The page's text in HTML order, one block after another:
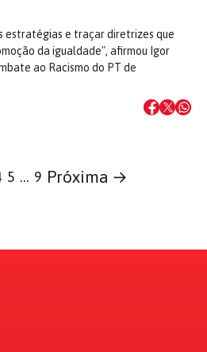
estratégias e traçar diretrizes que
da igualdade", afirmou Igor
ao Racismo do PT de
5 … 9 Próxima →